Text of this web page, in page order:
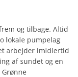
og tilbage. Altid
lokale pumpelag
arbejder imidlertid
af sundet og en